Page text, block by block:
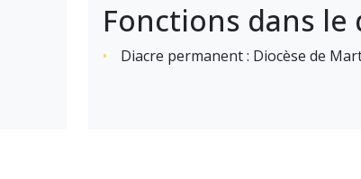
Fonctions dans le
Diacre permanent : Diocèse de